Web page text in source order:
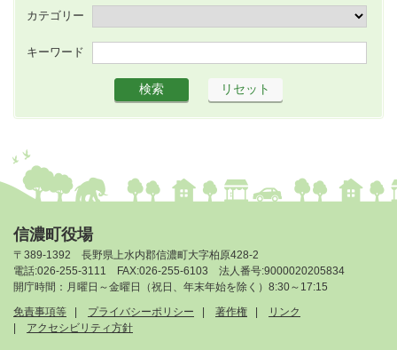
カテゴリー
キーワード
信濃町役場
〒389-1392 長野県上水内郡信濃町大字柏原428-2
電話:026-255-3111 FAX:026-255-6103 法人番号:9000020205834
開庁時間：月曜日～金曜日（祝日、年末年始を除く）8:30～17:15
免責事項等
プライバシーポリシー 著作権
リンク
アクセシビリティ方針